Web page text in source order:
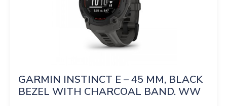
GARMIN INSTINCT E – 45 MM, BLACK
BEZEL WITH CHARCOAL BAND. WW